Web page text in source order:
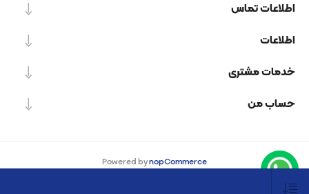
اطلاعات تماس
اطلاعات
خدمات مشتری
حساب من
Powered bynopCommerce